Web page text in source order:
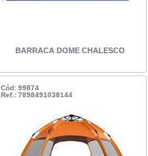
BARRACA DOME CHALESCO
Cód: 99874
Ref.: 7898491038144